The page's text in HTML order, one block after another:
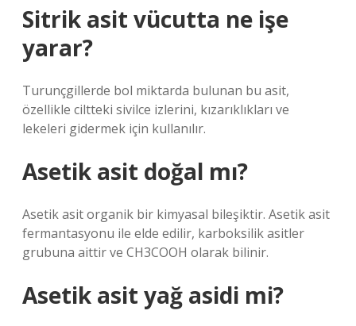
Sitrik asit vücutta ne işe
yarar?
Turunçgillerde bol miktarda bulunan bu asit,
özellikle ciltteki sivilce izlerini, kızarıklıkları ve
lekeleri gidermek için kullanılır.
Asetik asit doğal mı?
Asetik asit organik bir kimyasal bileşiktir. Asetik asit
fermantasyonu ile elde edilir, karboksilik asitler
grubuna aittir ve CH3COOH olarak bilinir.
Asetik asit yağ asidi mi?